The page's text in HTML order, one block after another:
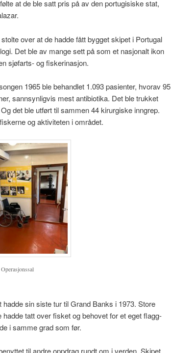
at de ble satt pris på av den portugisiske stat,
over at de hadde fått bygget skipet i Portugal
Det ble av mange sett på som et nasjonalt ikon
sjøfarts- og fiskerinasjon.
1965 ble behandlet 1.093 pasienter, hvorav 95
sannsynligvis mest antibiotika. Det ble trukket
det ble utført til sammen 44 kirurgiske inngrep.
og aktiviteten i området.
Operasjonssal
hadde sin siste tur til Grand Banks i 1973. Store
hadde tatt over fisket og behovet for et eget flagg-
i samme grad som før.